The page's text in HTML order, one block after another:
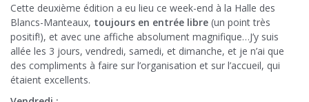
Cette deuxième édition a eu lieu ce week-end à la Halle des
Blancs-Manteaux, toujours en entrée libre (un point très
positif!), et avec une affiche absolument magnifique…J’y suis
allée les 3 jours, vendredi, samedi, et dimanche, et je n’ai que
des compliments à faire sur l’organisation et sur l’accueil, qui
étaient excellents.